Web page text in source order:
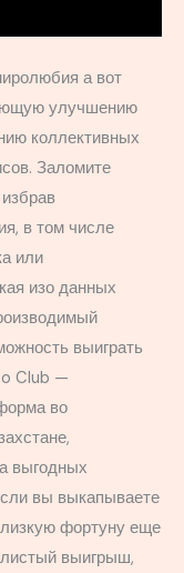
а вот
улучшению
коллективных
Заломите
в том числе
или
изо данных
выиграть
Club —
во
выгодных
вы выкапываете
фортуну еще
выигрыш,